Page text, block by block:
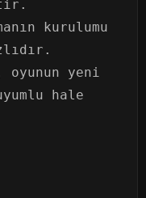
kurulumu
oyunun yeni
hale